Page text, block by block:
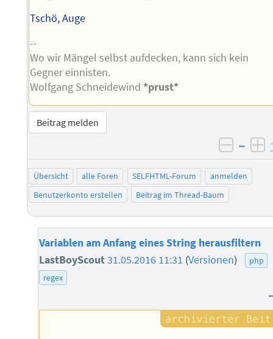
Tschö, Auge
--
Wo wir Mängel selbst aufdecken, kann sich kein
Gegner einnisten.
Wolfgang Schneidewind *prust*
Beitrag melden
–
Übersicht alle Foren SELFHTML-Forum
anmelden
Benutzerkonto erstellen
Beitrag im Thread-Baum
Variablen am Anfang eines String herausfiltern
LastBoyScout31.05.2016 11:31 (Versionen)
php
regex